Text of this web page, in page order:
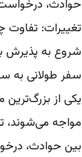
حوادث،
تغییرات:
یکی از بزرگ‌ترین
مواجه
بین حوادث،